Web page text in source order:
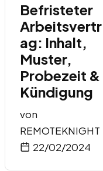
Befristeter
Arbeitsvertr
ag: Inhalt,
Muster,
Probezeit &
Kündigung
von
REMOTEKNIGHT
22/02/2024